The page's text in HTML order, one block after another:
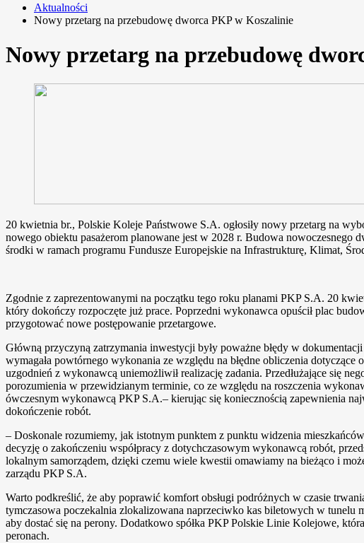
Aktualności
Nowy przetarg na przebudowę dworca PKP w Koszalinie
Nowy przetarg na przebudowę
20 kwietnia br., Polskie Koleje Państwowe S.A. ogłosiły nowy przetarg na
nowego obiektu pasażerom planowane jest w 2028 r. Budowa nowoczesnego
środki w ramach programu Fundusze Europejskie na Infrastrukturę, Klimat,
Zgodnie z zaprezentowanymi na początku tego roku planami PKP S.A. 20
który dokończy rozpoczęte już prace. Poprzedni wykonawca opuścił plac
przygotować nowe postępowanie przetargowe.
Główną przyczyną zatrzymania inwestycji były poważne błędy w
wymagała powtórnego wykonania ze względu na błędne obliczenia
uzgodnień z wykonawcą uniemożliwił realizację zadania. Przedłużające się
porozumienia w przewidzianym terminie, co ze względu na roszczenia
ówczesnym wykonawcą PKP S.A.– kierując się koniecznością zapewnienia
dokończenie robót.
– Doskonale rozumiemy, jak istotnym punktem z punktu widzenia
decyzję o zakończeniu współpracy z dotychczasowym wykonawcą robót,
lokalnym samorządem, dzięki czemu wiele kwestii omawiamy na bieżąco i
zarządu PKP S.A.
Warto podkreślić, że aby poprawić komfort obsługi podróżnych w czasie
tymczasowa poczekalnia zlokalizowana naprzeciwko kas biletowych w tunelu
aby dostać się na perony. Dodatkowo spółka PKP Polskie Linie Kolejowe,
peronach.